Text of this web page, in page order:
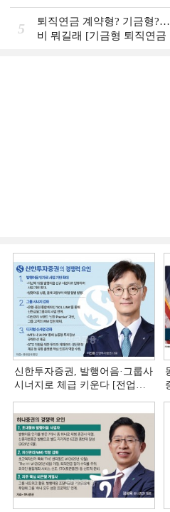
5
퇴직연금 계약형? 기금형
비 뭐길래 [기금형 퇴직연금
신한투자증권, 발행어음·그룹사
시너지로 체급 키운다 [전업계